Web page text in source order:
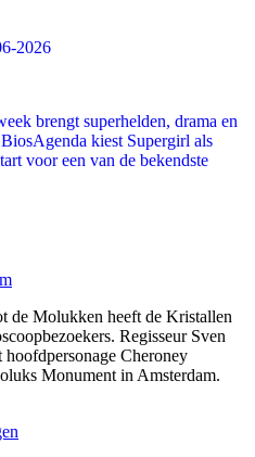
2026
brengt superhelden, drama en
kiest Supergirl als
voor een van de bekendste
de Molukken heeft de Kristallen
Regisseur Sven
hoofdpersonage Cheroney
Monument in Amsterdam.